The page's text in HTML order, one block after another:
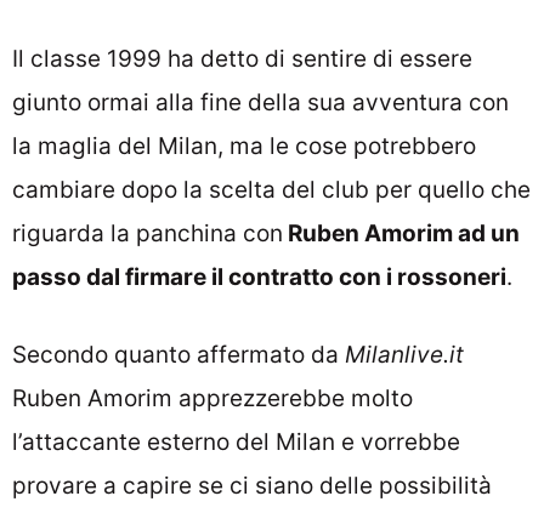
Il classe 1999 ha detto di sentire di essere
giunto ormai alla fine della sua avventura con
la maglia del Milan, ma le cose potrebbero
cambiare dopo la scelta del club per quello che
riguarda la panchina con Ruben Amorim ad un
passo dal firmare il contratto con i rossoneri.
Secondo quanto affermato da Milanlive.it
Ruben Amorim apprezzerebbe molto
l’attaccante esterno del Milan e vorrebbe
provare a capire se ci siano delle possibilità